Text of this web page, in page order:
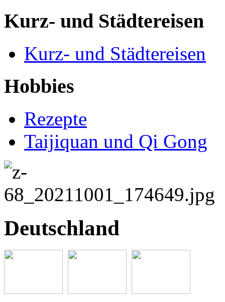
Kurz- und Städtereisen
Kurz- und Städtereisen
Hobbies
Rezepte
Taijiquan und Qi Gong
Deutschland